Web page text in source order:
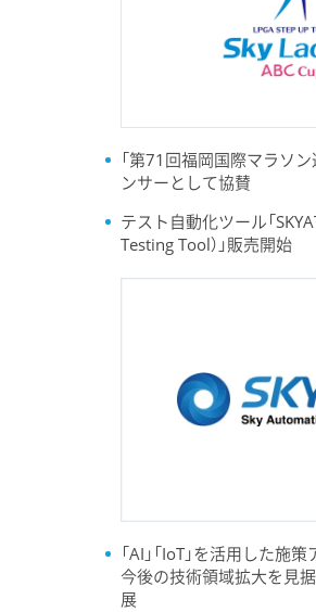
「第71回福岡国際マラソ
ンサーとして協賛
テスト自動化ツール「
Testing Tool）」販売開始
「AI」「IoT」を活用した施
今後の技術領域拡大を見
展